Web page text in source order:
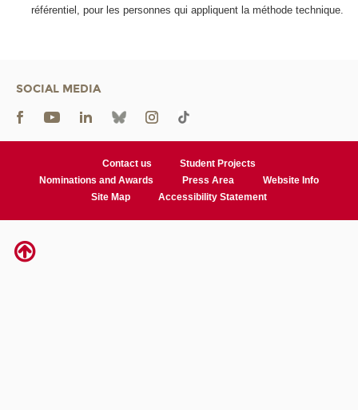
référentiel, pour les personnes qui appliquent la méthode technique.
SOCIAL MEDIA
Contact us
Student Projects
Nominations and Awards
Press Area
Website Info
Site Map
Accessibility Statement